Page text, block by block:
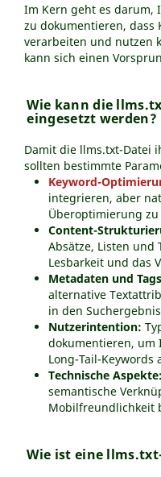
Im Kern geht es darum,
zu dokumentieren, dass
verarbeiten und nutzen
kann sich einen
Wie kann die
eingesetzt werden?
Damit die llms.txt-Datei
sollten bestimmte
Keyword-
integrieren, aber
Überoptimierung
Content-
Absätze, Listen und
Lesbarkeit und das
Metadaten und
alternative
in den
Nutzerintention:
dokumentieren, um
Long-Tail-Keywords
Technische Aspekte:
semantische
Mobilfreundlichkeit
Wie ist eine